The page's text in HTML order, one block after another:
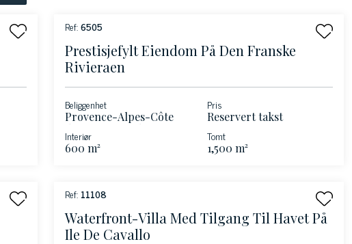
Ref:6505
Prestisjefylt Eiendom På Den Franske
Rivieraen
Beliggenhet
Provence-Alpes-Côte
d'Azur - Roquebrune-
Cap-Martin - Franske
riviera
Pris
Reservert takst
Interiør
600 m²
Tomt
1,500 m²
Ref: 11108
Waterfront-Villa Med Tilgang Til Havet På
Ile De Cavallo